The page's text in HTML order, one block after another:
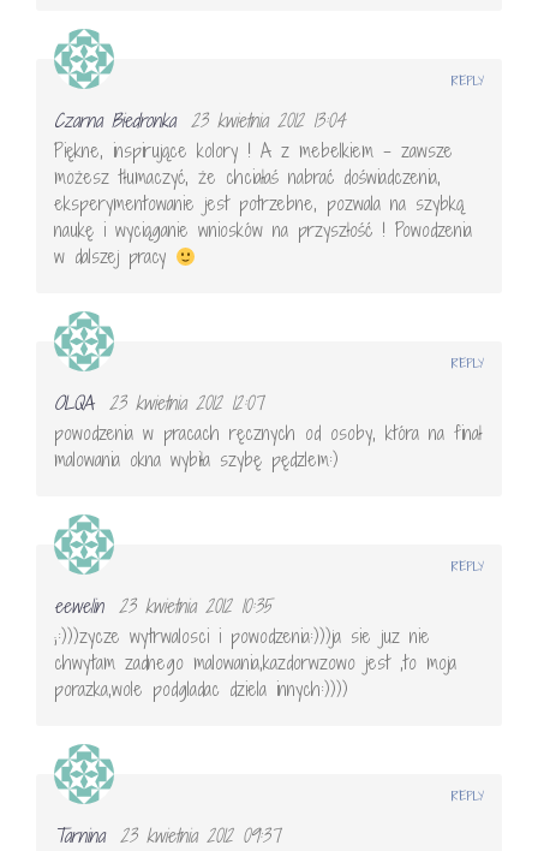
Czarna Biedronka 23 kwietnia 2012 13:04
Piękne, inspirujące kolory ! A z mebelkiem – zawsze
możesz tłumaczyć, że chciałaś nabrać doświadczenia,
eksperymentowanie jest potrzebne, pozwala na szybką
naukę i wyciąganie wniosków na przyszłość ! Powodzenia
w dalszej pracy
REPLY
OLQA 23 kwietnia 2012 12:07
powodzenia w pracach ręcznych od osoby, która na finał
malowania okna wybiła szybę pędzlem:)
REPLY
eewelin 23 kwietnia 2012 10:35
;:)))zycze wytrwalosci i powodzenia:)))ja sie juz nie
chwytam zadnego malowania,kazdorwzowo jest ,to moja
porazka,wole podgladac dziela innych:))))
REPLY
Tarnina 23 kwietnia 2012 09:37
REPLY